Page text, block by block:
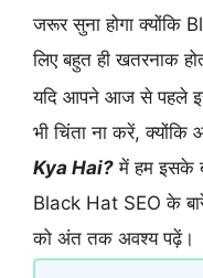
जरूर सुना होगा क्योंकि
लिए बहुत ही खतरनाक
यदि आपने आज से पहले
भी चिंता ना करें,
Kya Hai? में हम इसके
Black Hat SEO के
को अंत तक अवश्य पढ़ें।